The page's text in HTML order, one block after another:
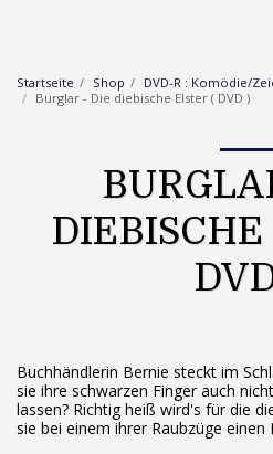
Startseite Shop
DVD-R : Komödie/
Burglar - Die diebische Elster ( DVD )
DIEBISCHE
Buchhändlerin Bernie steckt im
sie ihre schwarzen Finger auch
lassen? Richtig heiß wird's für die
sie bei einem ihrer Raubzüge